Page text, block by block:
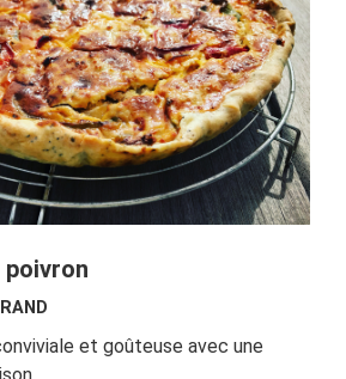
et goûteuse avec une